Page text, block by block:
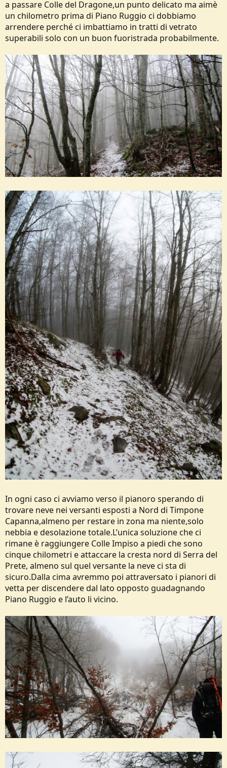
a passare Colle del Dragone,un punto delicato ma aimè
un chilometro prima di Piano Ruggio ci dobbiamo
arrendere perché ci imbattiamo in tratti di vetrato
superabili solo con un buon fuoristrada probabilmente.
In ogni caso ci avviamo verso il pianoro sperando di
trovare neve nei versanti esposti a Nord di Timpone
Capanna,almeno per restare in zona ma niente,solo
nebbia e desolazione totale.L’unica soluzione che ci
rimane è raggiungere Colle Impiso a piedi che sono
cinque chilometri e attaccare la cresta nord di Serra del
Prete, almeno sul quel versante la neve ci sta di
sicuro.Dalla cima avremmo poi attraversato i pianori di
vetta per discendere dal lato opposto guadagnando
Piano Ruggio e l’auto li vicino.